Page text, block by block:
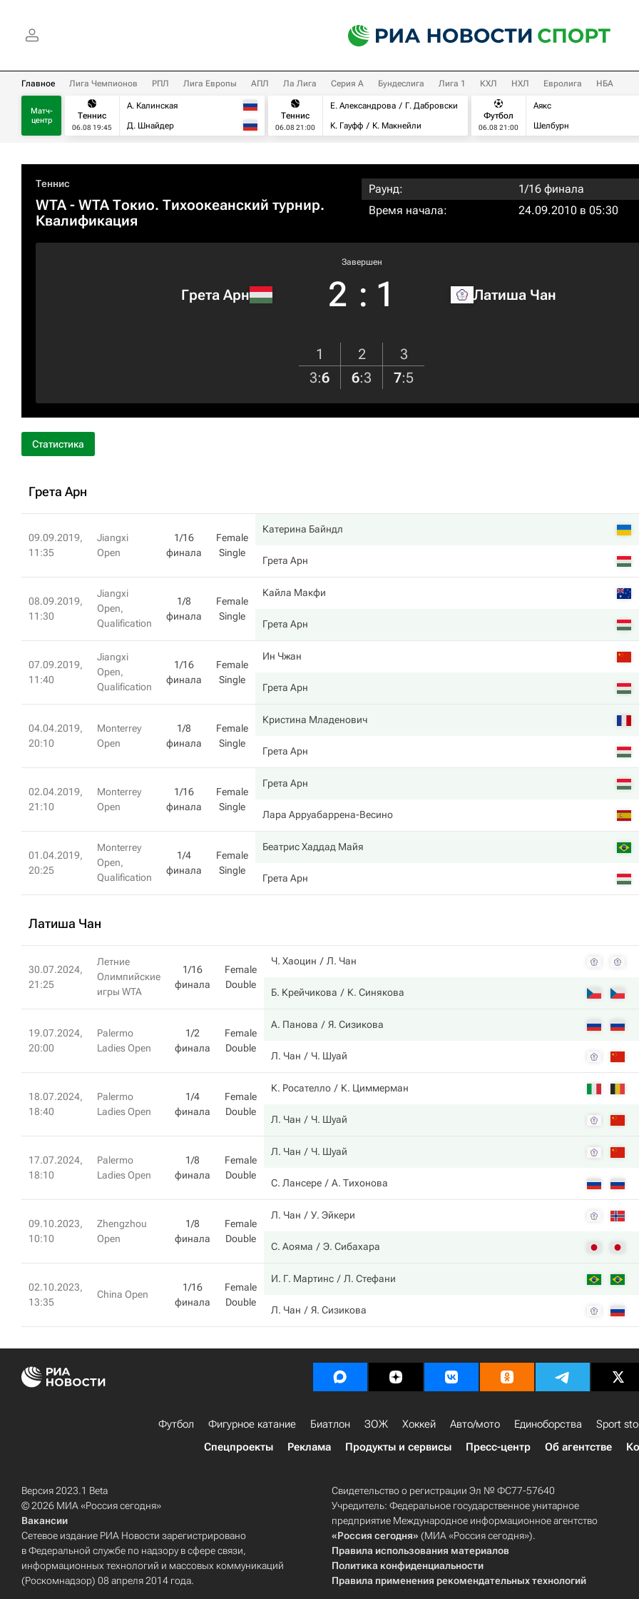
Главное Лига Чемпионов РПЛ Лига Европы АПЛ Ла Лига Серия А Бундеслига Лига 1 КХЛ НХЛ Евролига НБА
Матч-
центр
Теннис
06.08 19:45
А. Калинская
Д. Шнайдер
Теннис
06.08 21:00
Е. Александрова
Г. Дабровски
К. Гауфф
К. Макнейли
Футбол
06.08 21:00
Аякс
Шелбурн
Теннис
WTA- WTA Токио. Тихоокеанский турнир.
Квалификация
Раунд:
1/16 финала
Время начала:
24.09.2010 в 05:30
Грета Арн
Завершен
2 : 1 Латиша Чан
1 2
3
3:6 6:3 7:5
Статистика
Грета Арн
09.09.2019,
11:35
Jiangxi
Open
1/16
финала
Female
Single
Катерина Байндл
Грета Арн
08.09.2019,
11:30
Jiangxi
Open,
Qualification
1/8
финала
Female
Single
Кайла Макфи
Грета Арн
07.09.2019,
11:40
Jiangxi
Open,
Qualification
1/16
финала
Female
Single
Ин Чжан
Грета Арн
04.04.2019,
20:10
Monterrey
Open
1/8
финала
Female
Single
Кристина Младенович
Грета Арн
02.04.2019,
21:10
Monterrey
Open
1/16
финала
Female
Single
Грета Арн
Лара Арруабаррена-Весино
01.04.2019,
20:25
Monterrey
Open,
Qualification
1/4
финала
Female
Single
Беатрис Хаддад Майя
Грета Арн
Латиша Чан
30.07.2024,
21:25
Летние
Олимпийские
игры WTA
1/16
финала
Female
Double
Ч. Хаоцин Л. Чан
Б. Крейчикова К. Синякова
19.07.2024,
20:00
Palermo
Ladies Open
1/2
финала
Female
Double
А. Панова Я. Сизикова
Л. Чан Ч. Шуай
18.07.2024,
18:40
Palermo
Ladies Open
1/4
финала
Female
Double
К. Росателло К. Циммерман
Л. Чан Ч. Шуай
17.07.2024,
18:10
Palermo
Ladies Open
1/8
финала
Female
Double
Л. Чан Ч. Шуай
С. Лансере А. Тихонова
09.10.2023,
10:10
Zhengzhou
Open
1/8
финала
Female
Double
Л. Чан У. Эйкери
С. Аояма Э. Сибахара
02.10.2023,
13:35
China Open
1/16
финала
Female
Double
И. Г. Мартинс Л. Стефани
Л. Чан Я. Сизикова
Футбол Фигурное катание Биатлон ЗОЖ Хоккей Авто/мото Единоборства Sport
Спецпроекты
Реклама Продукты и сервисы Пресс-центр Об агентстве
Версия 2023.1 Beta
© 2026 МИА «Россия сегодня»
Вакансии
Сетевое издание РИА Новости зарегистрировано
в Федеральной службе по надзору в сфере связи,
информационных технологий и массовых коммуникаций
(Роскомнадзор) 08 апреля 2014 года.
Свидетельство о регистрации Эл № ФС77-57640
Учредитель: Федеральное государственное унитарное
предприятие Международное информационное агентство
«Россия сегодня» (МИА «Россия сегодня»).
Правила использования материалов
Политика конфиденциальности
Правила применения рекомендательных технологий